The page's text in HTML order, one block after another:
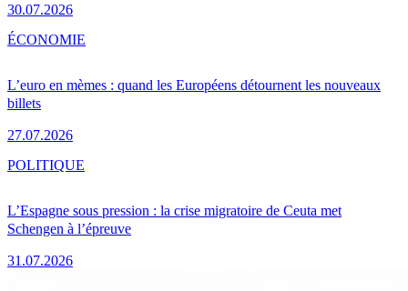
30.07.2026
L’euro en mèmes : quand les Européens détournent les nouveaux
billets
27.07.2026
ÉCONOMIE
L’Espagne sous pression : la crise migratoire de Ceuta met
Schengen à l’épreuve
31.07.2026
POLITIQUE